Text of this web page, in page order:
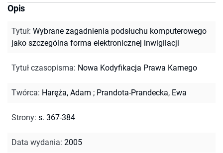
Opis
Tytuł: Wybrane zagadnienia podsłuchu komputerowego
jako szczególna forma elektronicznej inwigilacji
Tytuł czasopisma: Nowa Kodyfikacja Prawa Karnego
Twórca: Haręża, Adam ; Prandota-Prandecka, Ewa
Strony: s. 367-384
Data wydania: 2005